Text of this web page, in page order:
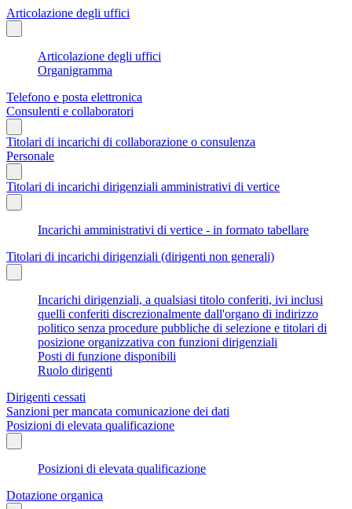
Articolazione degli uffici
Articolazione degli uffici
Organigramma
Telefono e posta elettronica
Consulenti e collaboratori
Titolari di incarichi di collaborazione o consulenza
Personale
Titolari di incarichi dirigenziali amministrativi di vertice
Incarichi amministrativi di vertice - in formato tabellare
Titolari di incarichi dirigenziali (dirigenti non generali)
Incarichi dirigenziali, a qualsiasi titolo conferiti, ivi inclusi
quelli conferiti discrezionalmente dall'organo di indirizzo
politico senza procedure pubbliche di selezione e titolari di
posizione organizzativa con funzioni dirigenziali
Posti di funzione disponibili
Ruolo dirigenti
Dirigenti cessati
Sanzioni per mancata comunicazione dei dati
Posizioni di elevata qualificazione
Posizioni di elevata qualificazione
Dotazione organica